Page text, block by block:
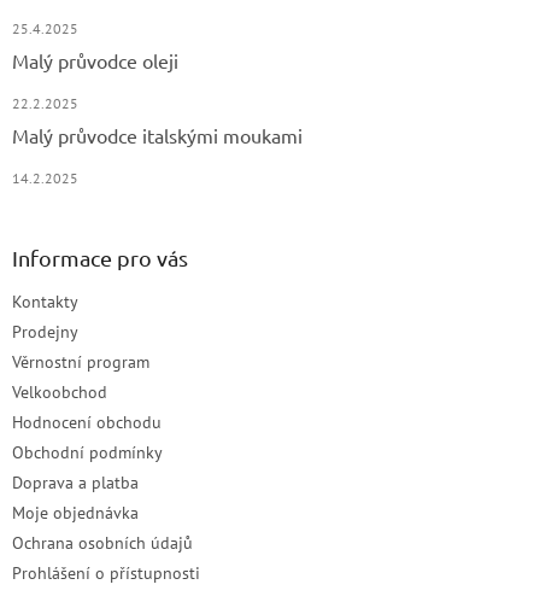
25.4.2025
Malý průvodce oleji
22.2.2025
Malý průvodce italskými moukami
14.2.2025
Informace pro vás
Kontakty
Prodejny
Věrnostní program
Velkoobchod
Hodnocení obchodu
Obchodní podmínky
Doprava a platba
Moje objednávka
Ochrana osobních údajů
Prohlášení o přístupnosti